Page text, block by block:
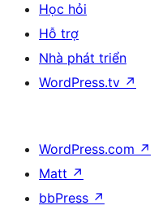
Học hỏi
Hỗ trợ
Nhà phát triển
WordPress.tv ↗
WordPress.com ↗
Matt ↗
bbPress ↗